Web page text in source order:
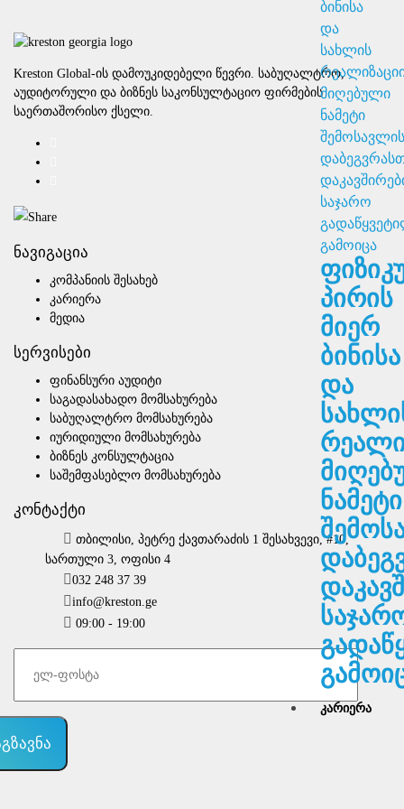
ფიზიკური
პირის
მიერ
ბინისა
და
ნამეტი
ᲙᲐᲠᲘᲔᲠᲐ
Kreston Global-ის დამოუკიდებელი წევრი. საბუღალტრო,
აუდიტორული და ბიზნეს საკონსულტაციო ფირმების
საერთაშორისო ქსელი.
ნავიგაცია
კომპანიის შესახებ
კარიერა
მედია
სერვისები
ფინანსური აუდიტი
საგადასახადო მომსახურება
საბუღალტრო მომსახურება
იურიდიული მომსახურება
ბიზნეს კონსულტაცია
საშემფასებლო მომსახურება
კონტაქტი
თბილისი, პეტრე ქავთარაძის 1 შესახვევი, #10,
სართული 3, ოფისი 4
032 248 37 39
info@kreston.ge
09:00 - 19:00